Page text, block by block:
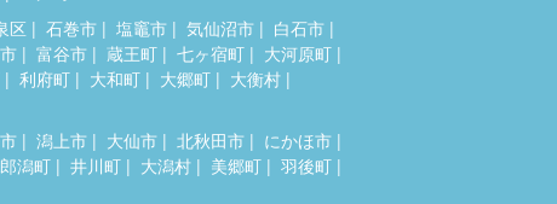
区 石巻市 塩竈市 気仙沼市
白石市
富谷市 蔵王町 七ヶ宿町
大河原町
利府町 大和町 大郷町
大衡村
潟上市 大仙市 北秋田市
にかほ市
潟町 井川町 大潟村 美郷町
羽後町